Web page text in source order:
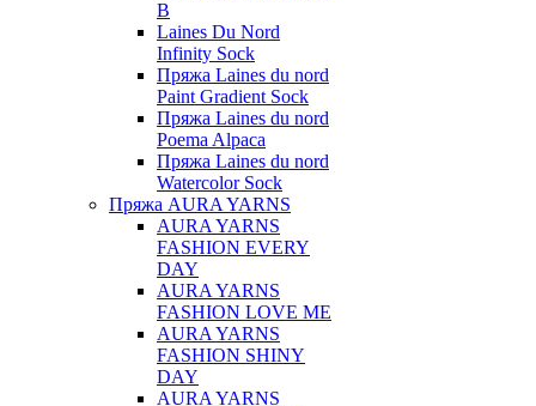
B
Laines Du Nord
Infinity Sock
Пряжа Laines du nord
Paint Gradient Sock
Пряжа Laines du nord
Poema Alpaca
Пряжа Laines du nord
Watercolor Sock
Пряжа AURA YARNS
AURA YARNS
FASHION EVERY
DAY
AURA YARNS
FASHION LOVE ME
AURA YARNS
FASHION SHINY
DAY
AURA YARNS